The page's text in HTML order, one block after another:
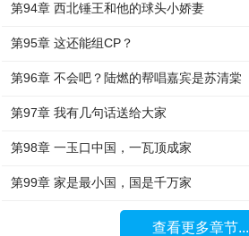
第94章 西北锤王和他的球头小娇妻
第95章 这还能组CP？
第96章 不会吧？陆燃的帮唱嘉宾是苏清棠
第97章 我有几句话送给大家
第98章 一玉口中国，一瓦顶成家
第99章 家是最小国，国是千万家
查看更多章节...